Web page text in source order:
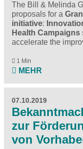
The Bill & Melinda
proposals for a
initiative:
Health Campaigns
accelerate the
1 Min
MEHR
07.10.2019
zur
von